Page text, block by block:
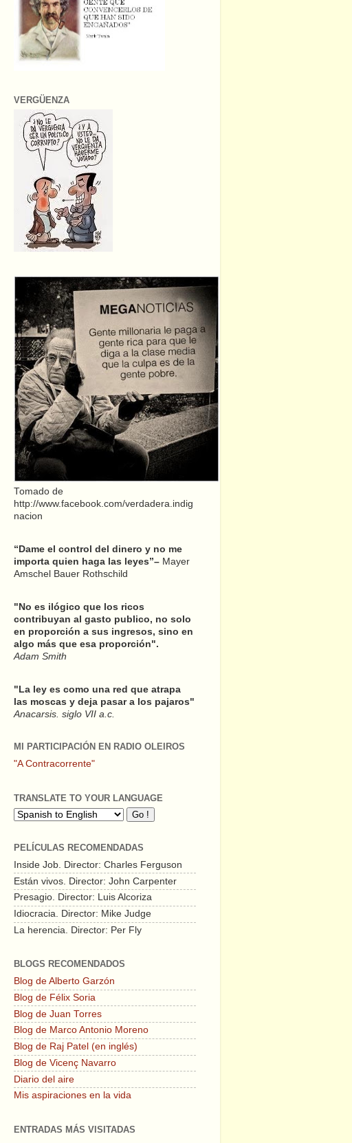
VERGÜENZA
Tomado de
http://www.facebook.com/verdadera.indig
nacion
“Dame el control del dinero y no me
importa quien haga las leyes”– Mayer
Amschel Bauer Rothschild
"No es ilógico que los ricos
contribuyan al gasto publico, no solo
en proporción a sus ingresos, sino en
algo más que esa proporción".
Adam Smith
"La ley es como una red que atrapa
las moscas y deja pasar a los pajaros"
Anacarsis. siglo VII a.c.
MI PARTICIPACIÓN EN RADIO OLEIROS
"A Contracorrente"
TRANSLATE TO YOUR LANGUAGE
PELÍCULAS RECOMENDADAS
Inside Job. Director: Charles Ferguson
Están vivos. Director: John Carpenter
Presagio. Director: Luis Alcoriza
Idiocracia. Director: Mike Judge
La herencia. Director: Per Fly
BLOGS RECOMENDADOS
Blog de Alberto Garzón
Blog de Félix Soria
Blog de Juan Torres
Blog de Marco Antonio Moreno
Blog de Raj Patel (en inglés)
Blog de Vicenç Navarro
Diario del aire
Mis aspiraciones en la vida
ENTRADAS MÁS VISITADAS